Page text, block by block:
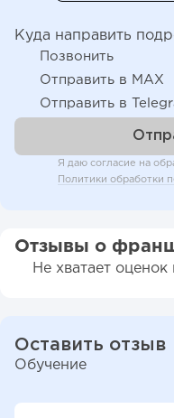
Куда направить
Позвонить
Отправить в MAX
Отправить в
Я даю согласие на
Политики обработки
Отзывы о
Не хватает оценок
Оставить отзыв
Обучение